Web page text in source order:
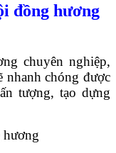
đồng hương
chuyên nghiệp,
nhanh chóng được
tượng, tạo dựng